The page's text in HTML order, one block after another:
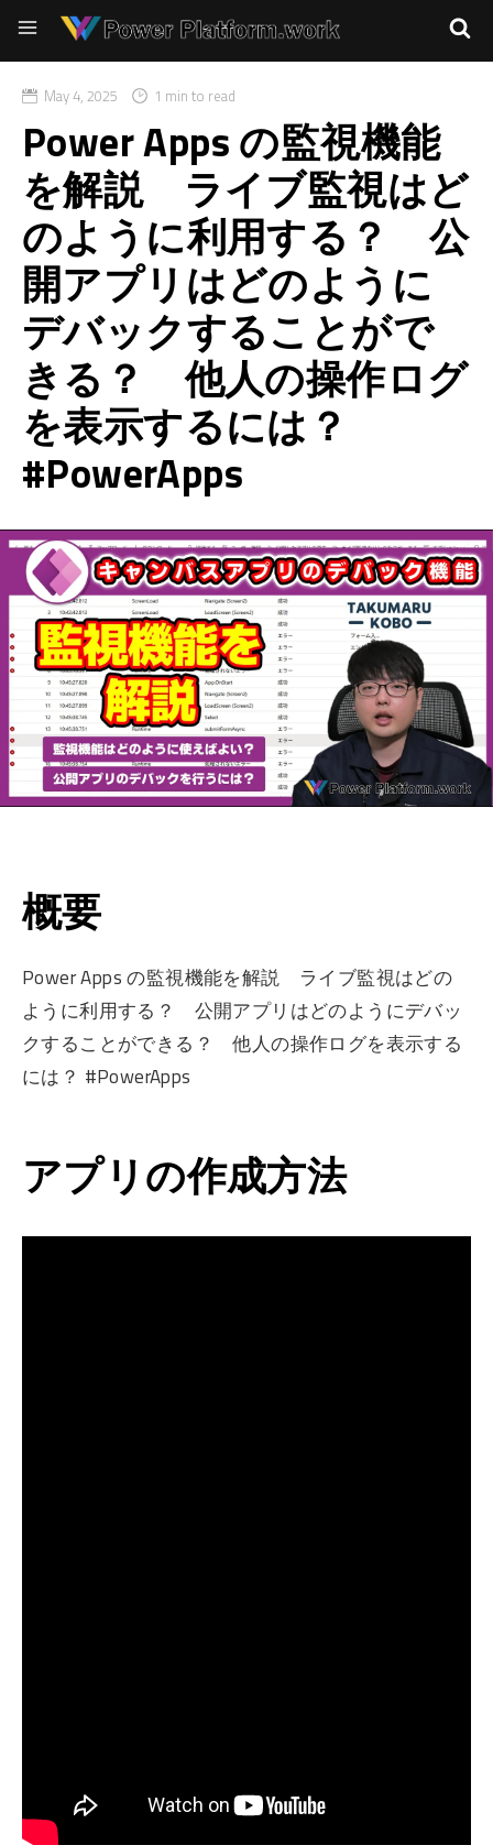
May 4, 2025 1 min to read
Power Apps の監視機能
を解説 ライブ監視はど
のように利用する？ 公
開アプリはどのように
デバックすることがで
きる？ 他人の操作ログ
を表示するには？
#PowerApps
概要
Power Apps の監視機能を解説 ライブ監視はどの
ように利用する？ 公開アプリはどのようにデバッ
クすることができる？ 他人の操作ログを表示する
には？ #PowerApps
アプリの作成方法